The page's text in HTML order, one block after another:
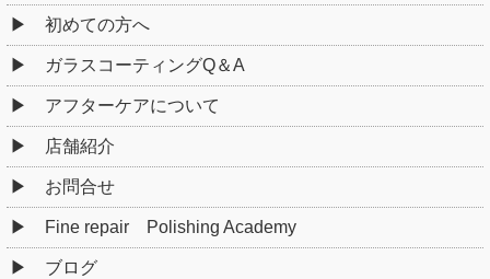
初めての方へ
ガラスコーティングQ＆A
アフターケアについて
店舗紹介
お問合せ
Fine repair Polishing Academy
ブログ